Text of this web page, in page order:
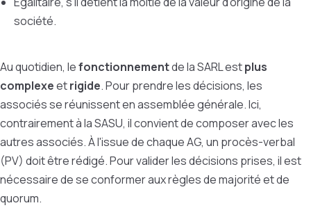
société.
Au quotidien, lefonctionnementde la SARL estplus
complexeetrigide. Pour prendre les décisions, les
associés se réunissent en assemblée générale. Ici,
contrairement à la SASU, il convient de composer avec les
autres associés.Àl'issue de chaque AG, un procès-verbal
(PV) doit être rédigé. Pour valider les décisions prises, il est
nécessaire de se conformer aux règles de majorité et de
quorum.